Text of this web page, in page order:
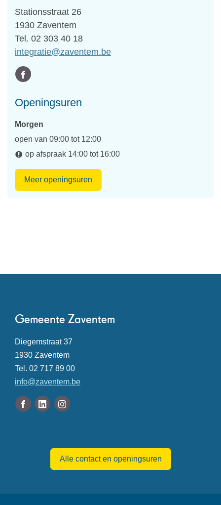
Adres
Stationsstraat 26
,1930 Zaventem
Tel. 02 303 40 18
E-
mail
integratie@zaventem.be
Volg
op
Facebook
Openingsuren
Morgen
open van 09:00 tot 12:00
op afspraak 14:00 tot 16:00
Meer openingsuren
Contact
Gemeente Zaventem
Adres
Diegemstraat 37
,1930 Zaventem
Tel. 02 717 89 00
E-
mail
info@zaventem.be
VolgFacebook
LinkedinInstagram
Alle contact en openingsuren